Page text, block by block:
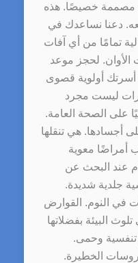
مصممة خصيصًا. هذه
دعنا نساعدك في
تمامًا من أي آفات
الأوان. لحجز موعد
أسرتك أولوية قصوى
ليست مجرد
على الصحة العامة.
أجسادها. هي تنقلها
أمراضًا معوية
عند البحث عن
جلدية شديدة.
في النوم. القوارض
البيئة بفضلاتها
تنفسية وحمى.
الخطيرة.